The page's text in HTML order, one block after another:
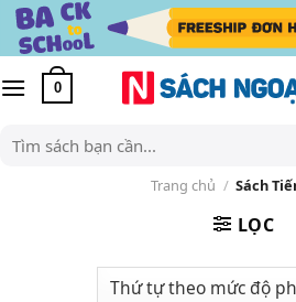
Skip
content
0
Tìm
kiếm:
Trang chủ / Sách
LỌC